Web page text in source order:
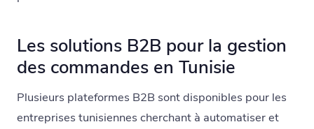
Les solutions B2B pour la gestion
des commandes en Tunisie
Plusieurs plateformes B2B sont disponibles pour les
entreprises tunisiennes cherchant à automatiser et